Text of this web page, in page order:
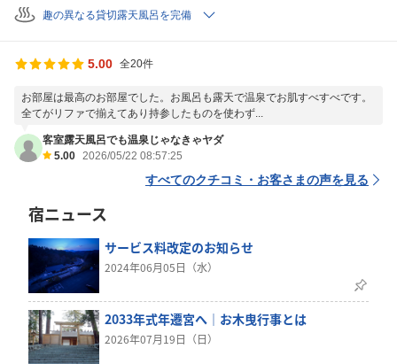
趣の異なる貸切露天風呂を完備
5.00 全20件
お部屋は最高のお部屋でした。お風呂も露天で温泉でお肌すべすべです。
全てがリファで揃えてあり持参したものを使わず...
客室露天風呂でも温泉じゃなきゃヤダ
5.00 2026/05/22 08:57:25
すべてのクチコミ・お客さまの声を見る
宿ニュース
サービス料改定のお知らせ
2024年06月05日（水）
2033年式年遷宮へ｜お木曳行事とは
2026年07月19日（日）